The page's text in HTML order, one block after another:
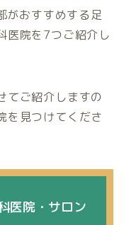
おすすめする足
医院を7つご紹介し
てご紹介しますの
を見つけてくださ
医院・サロン